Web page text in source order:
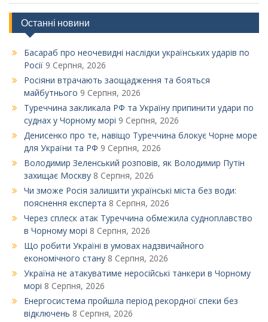
Останні новини
Басараб про неочевидні наслідки українських ударів по
Росії 9 Серпня, 2026
Росіяни втрачають заощадження та бояться
майбутнього 9 Серпня, 2026
Туреччина закликала РФ та Україну припинити удари по
суднах у Чорному морі 9 Серпня, 2026
Денисенко про те, навіщо Туреччина блокує Чорне море
для України та РФ 9 Серпня, 2026
Володимир Зеленський розповів, як Володимир Путін
захищає Москву 8 Серпня, 2026
Чи зможе Росія залишити українські міста без води:
пояснення експерта 8 Серпня, 2026
Через сплеск атак Туреччина обмежила судноплавство
в Чорному морі 8 Серпня, 2026
Що робити Україні в умовах надзвичайного
економічного стану 8 Серпня, 2026
Україна не атакуватиме неросійські танкери в Чорному
морі 8 Серпня, 2026
Енергосистема пройшла період рекордної спеки без
відключень 8 Серпня, 2026